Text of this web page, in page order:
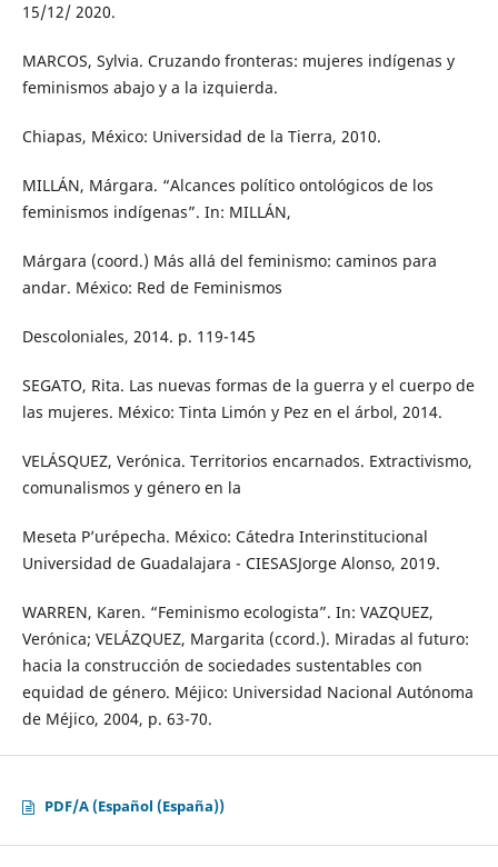
15/12/ 2020.
MARCOS, Sylvia. Cruzando fronteras: mujeres indígenas y
feminismos abajo y a la izquierda.
Chiapas, México: Universidad de la Tierra, 2010.
MILLÁN, Márgara. “Alcances político ontológicos de los
feminismos indígenas”. In: MILLÁN,
Márgara (coord.) Más allá del feminismo: caminos para
andar. México: Red de Feminismos
Descoloniales, 2014. p. 119-145
SEGATO, Rita. Las nuevas formas de la guerra y el cuerpo de
las mujeres. México: Tinta Limón y Pez en el árbol, 2014.
VELÁSQUEZ, Verónica. Territorios encarnados. Extractivismo,
comunalismos y género en la
Meseta P’urépecha. México: Cátedra Interinstitucional
Universidad de Guadalajara - CIESASJorge Alonso, 2019.
WARREN, Karen. “Feminismo ecologista”. In: VAZQUEZ,
Verónica; VELÁZQUEZ, Margarita (ccord.). Miradas al futuro:
hacia la construcción de sociedades sustentables con
equidad de género. Méjico: Universidad Nacional Autónoma
de Méjico, 2004, p. 63-70.
PDF/A (Español (España))